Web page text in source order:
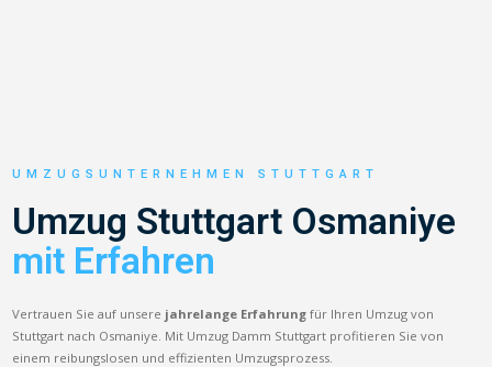
UMZUGSUNTERNEHMEN STUTTGART
Umzug Stuttgart Osmaniye
mit Erfahren
Vertrauen Sie auf unsere jahrelange Erfahrung für Ihren Umzug von
Stuttgart nach Osmaniye. Mit Umzug Damm Stuttgart profitieren Sie von
einem reibungslosen und effizienten Umzugsprozess.